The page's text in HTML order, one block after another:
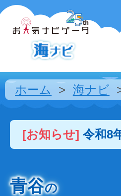
ホーム 海ナビ
[お知らせ] 令和8
青谷の